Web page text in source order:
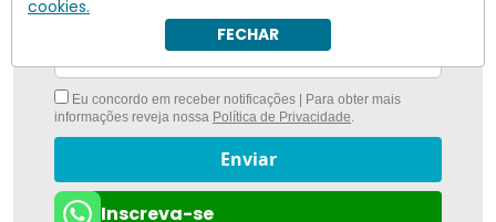
Eu concordo em receber notificações | Para obter mais
informações reveja nossa Política de Privacidade.
Enviar
Inscreva-se
cookies.
FECHAR